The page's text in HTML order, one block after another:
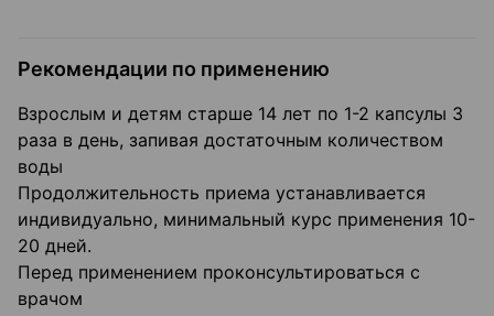
Рекомендации по применению
Взрослым и детям старше 14 лет по 1-2 капсулы 3
раза в день, запивая достаточным количеством
воды
Продолжительность приема устанавливается
индивидуально, минимальный курс применения 10-
20 дней.
Перед применением проконсультироваться с
врачом